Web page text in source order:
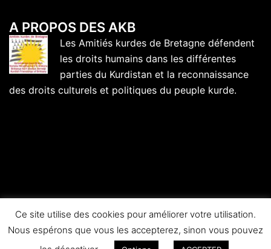
A PROPOS DES AKB
Les Amitiés kurdes de Bretagne défendent
les droits humains dans les différentes
parties du Kurdistan et la reconnaissance
des droits culturels et politiques du peuple kurde.
Ce site utilise des cookies pour améliorer votre utilisation.
Nous espérons que vous les accepterez, sinon vous pouvez